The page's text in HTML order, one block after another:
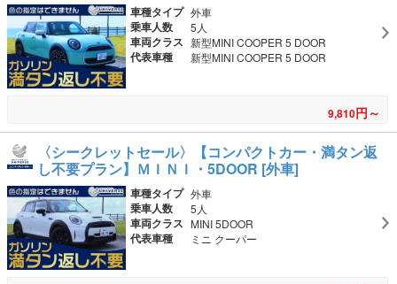
車種タイプ 外車
乗車人数 5人
車両クラス 新型MINI COOPER 5 DOOR
代表車種 新型MINI COOPER 5 DOOR
9,810円～
〈シークレットセール〉【コンパクトカー・満タン返
し不要プラン】ＭＩＮＩ・5DOOR [外車]
車種タイプ 外車
乗車人数 5人
車両クラス MINI 5DOOR
代表車種 ミニ クーパー